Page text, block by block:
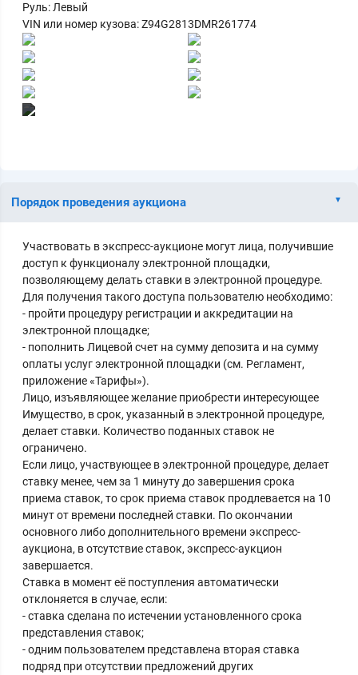
Руль: Левый
VIN или номер кузова: Z94G2813DMR261774
Порядок проведения аукциона
Участвовать в экспресс-аукционе могут лица, получившие
доступ к функционалу электронной площадки,
позволяющему делать ставки в электронной процедуре.
Для получения такого доступа пользователю необходимо:
- пройти процедуру регистрации и аккредитации на
электронной площадке;
- пополнить Лицевой счет на сумму депозита и на сумму
оплаты услуг электронной площадки (см. Регламент,
приложение «Тарифы»).
Лицо, изъявляющее желание приобрести интересующее
Имущество, в срок, указанный в электронной процедуре,
делает ставки. Количество поданных ставок не
ограничено.
Если лицо, участвующее в электронной процедуре, делает
ставку менее, чем за 1 минуту до завершения срока
приема ставок, то срок приема ставок продлевается на 10
минут от времени последней ставки. По окончании
основного либо дополнительного времени экспресс-
аукциона, в отсутствие ставок, экспресс-аукцион
завершается.
Ставка в момент её поступления автоматически
отклоняется в случае, если:
- ставка сделана по истечении установленного срока
представления ставок;
- одним пользователем представлена вторая ставка
подряд при отсутствии предложений других